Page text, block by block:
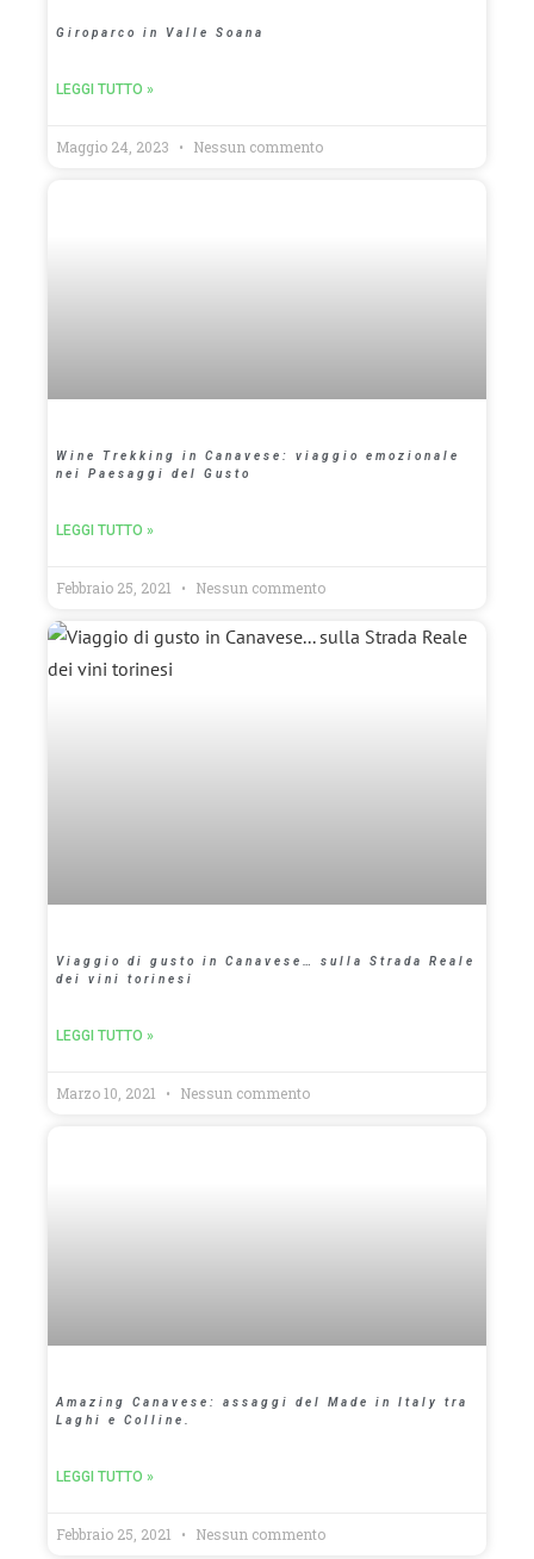
Giroparco in Valle Soana
LEGGI TUTTO »
Maggio 24, 2023 Nessun commento
Wine Trekking in Canavese: viaggio emozionale
nei Paesaggi del Gusto
LEGGI TUTTO »
Febbraio 25, 2021 Nessun commento
Viaggio di gusto in Canavese… sulla Strada Reale
dei vini torinesi
LEGGI TUTTO »
Marzo 10, 2021 Nessun commento
Amazing Canavese: assaggi del Made in Italy tra
Laghi e Colline.
LEGGI TUTTO »
Febbraio 25, 2021 Nessun commento